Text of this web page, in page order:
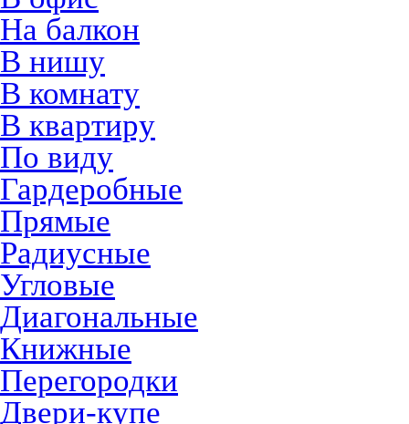
На балкон
В нишу
В комнату
В квартиру
По виду
Гардеробные
Прямые
Радиусные
Угловые
Диагональные
Книжные
Перегородки
Двери-купе